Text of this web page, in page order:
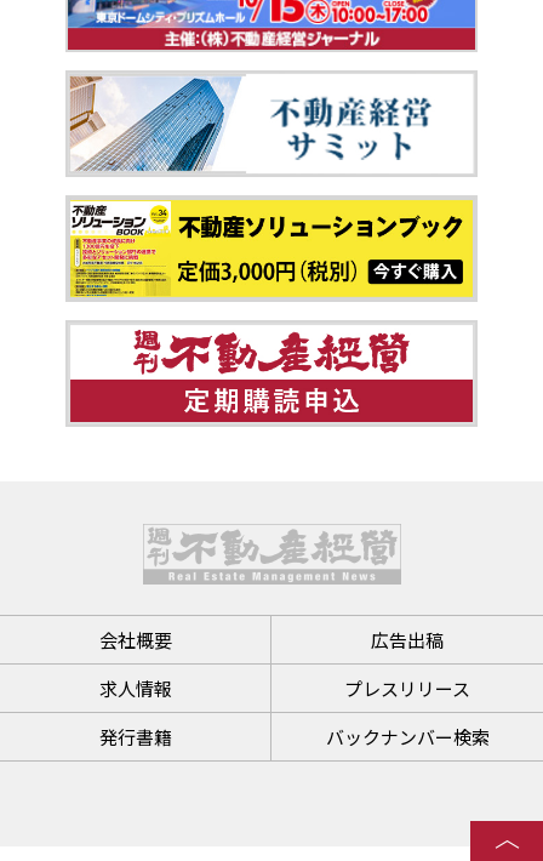
会社概要
広告出稿
求人情報
プレスリリース
発行書籍
バックナンバー検索